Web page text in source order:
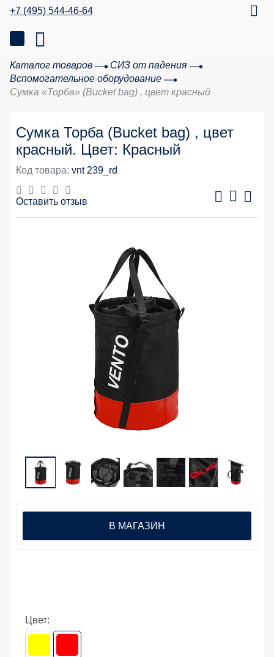
+7 (495) 544-46-64
Каталог товаров
СИЗ от падения
Вспомогательное оборудование
Сумка «Торба» (Bucket bag) , цвет красный
Сумка Торба (Bucket bag) , цвет
красный. Цвет: Красный
Код товара: vnt 239_rd
Оставить отзыв
Цвет:
В МАГАЗИН